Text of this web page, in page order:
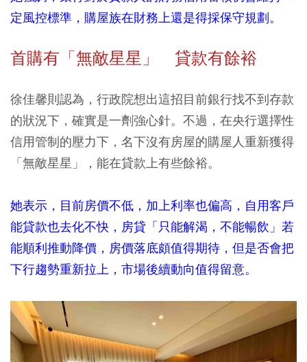
定風控標準，購屋族在財務上還是得採保守規劃。
首購有「無敵星星」 貸款有餘裕
徐佳馨則認為，行政院想出這招目前銀行找不到存款
的狀況下，確實是一劑強心針。不過，在央行選擇性
信用管制的壓力下，名下沒有房屋的購屋人重新獲得
「無敵星星」，能在貸款上有些餘裕。
她表示，目前房價不低，加上利率也偏高，自用客戶
能貸款也去化不快，房貸「只能解渴，不能暢飲」若
能順利推動降價，房價落底頗值得期待，但是否會把
下行趨勢重新拉上，市場後續動向值得留意。